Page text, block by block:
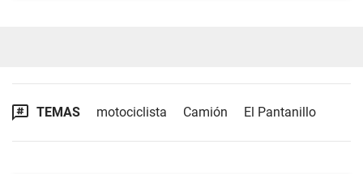
TEMAS motociclista Camión El Pantanillo